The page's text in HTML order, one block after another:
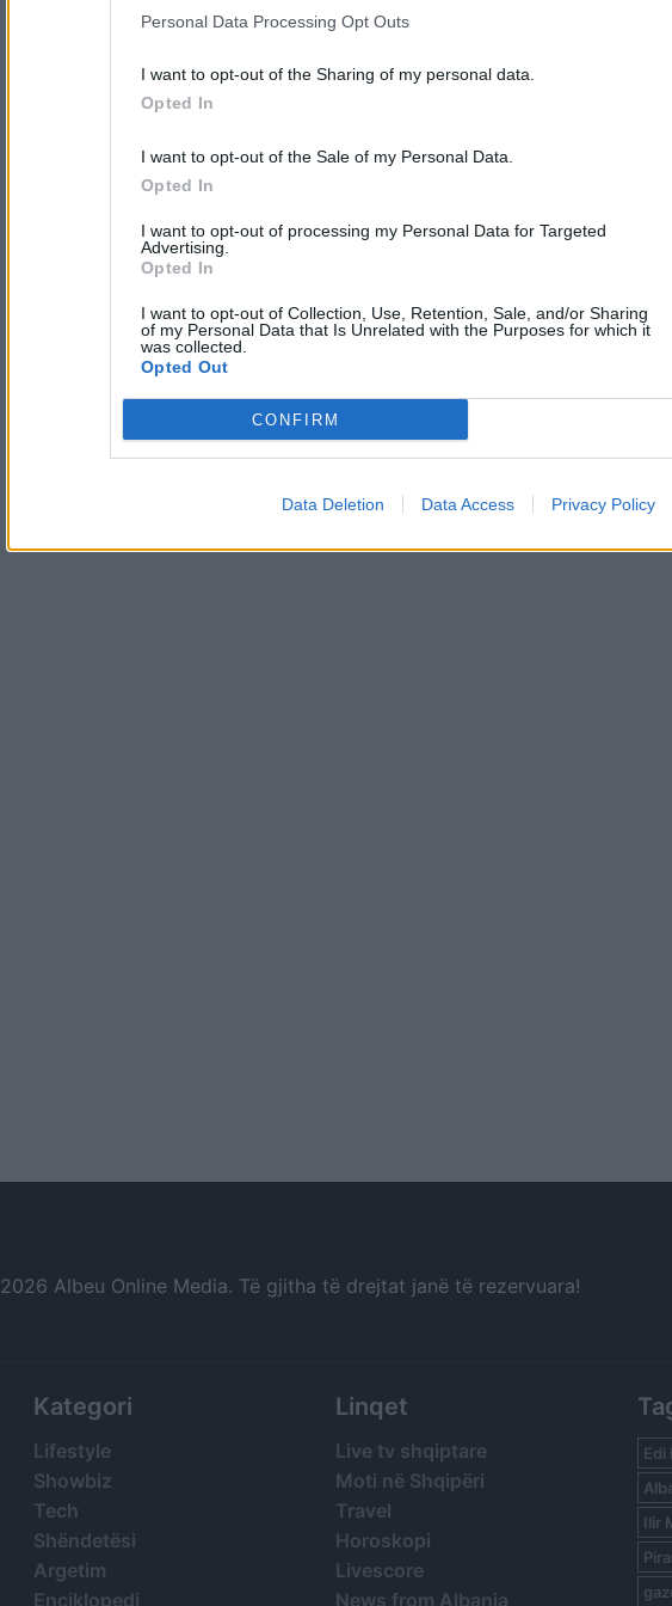
Personal Data Processing Opt Outs
I want to opt-out of the Sharing of my personal data.
Opted In
I want to opt-out of the Sale of my Personal Data.
Opted In
I want to opt-out of processing my Personal Data for Targeted
Advertising.
Opted In
I want to opt-out of Collection, Use, Retention, Sale, and/or Sharing
of my Personal Data that Is Unrelated with the Purposes for which it
was collected.
Opted Out
CONFIRM
Data Deletion Data Access Privacy Policy
2026 Albeu Online Media. Të gjitha të drejtat janë të rezervuara!
Kategori
Lifestyle
Showbiz
Tech
Shëndetësi
Argetim
Enciklopedi
Linqet
Live tv shqiptare
Moti në Shqipëri
Travel
Horoskopi
Livescore
News from Albania
Edi
Ilir